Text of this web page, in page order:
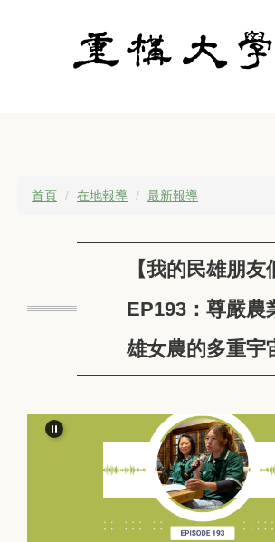
首頁 在地報導 最新報導
【我的民雄朋友
EP193：尊嚴農
雄女農的多重宇